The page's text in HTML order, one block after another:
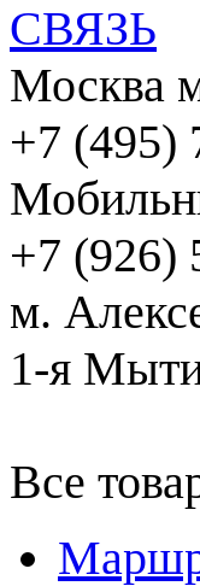
Москва
+7 (495)
+7 (926)
м.
1-я
Все